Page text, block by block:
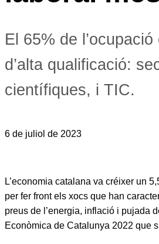
El 65% de
d’alta qualificació:
científiques, i TIC.
6 de juliol de 2023
L’economia catalana va créixer un
per fer front els xocs que han
preus de l’energia, inflació i pujada
Econòmica de Catalunya 2022 que